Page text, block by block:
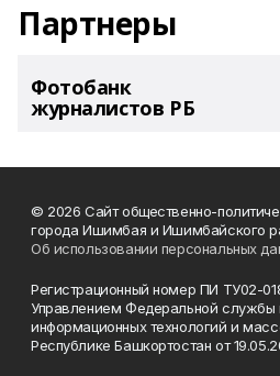
Партнеры
Фотобанк
журналистов РБ
© 2026 Сайт общественно-
города Ишимбая и Ишимбайского
Об использовании персональных
Регистрационный номер ПИ ТУ02-
Управлением Федеральной службы
информационных технологий и
Республике Башкортостан от